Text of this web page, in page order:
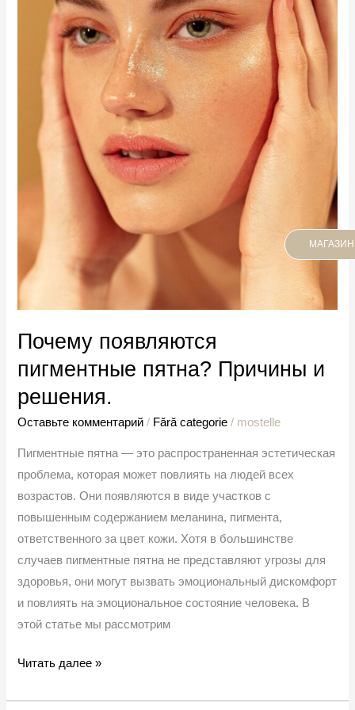
Почему появляются
пигментные пятна? Причины и
решения.
Оставьте комментарий / Fără categorie / mostelle
Пигментные пятна — это распространенная эстетическая
проблема, которая может повлиять на людей всех
возрастов. Они появляются в виде участков с
повышенным содержанием меланина, пигмента,
ответственного за цвет кожи. Хотя в большинстве
случаев пигментные пятна не представляют угрозы для
здоровья, они могут вызвать эмоциональный дискомфорт
и повлиять на эмоциональное состояние человека. В
этой статье мы рассмотрим
Читать далее »
МАГАЗИН